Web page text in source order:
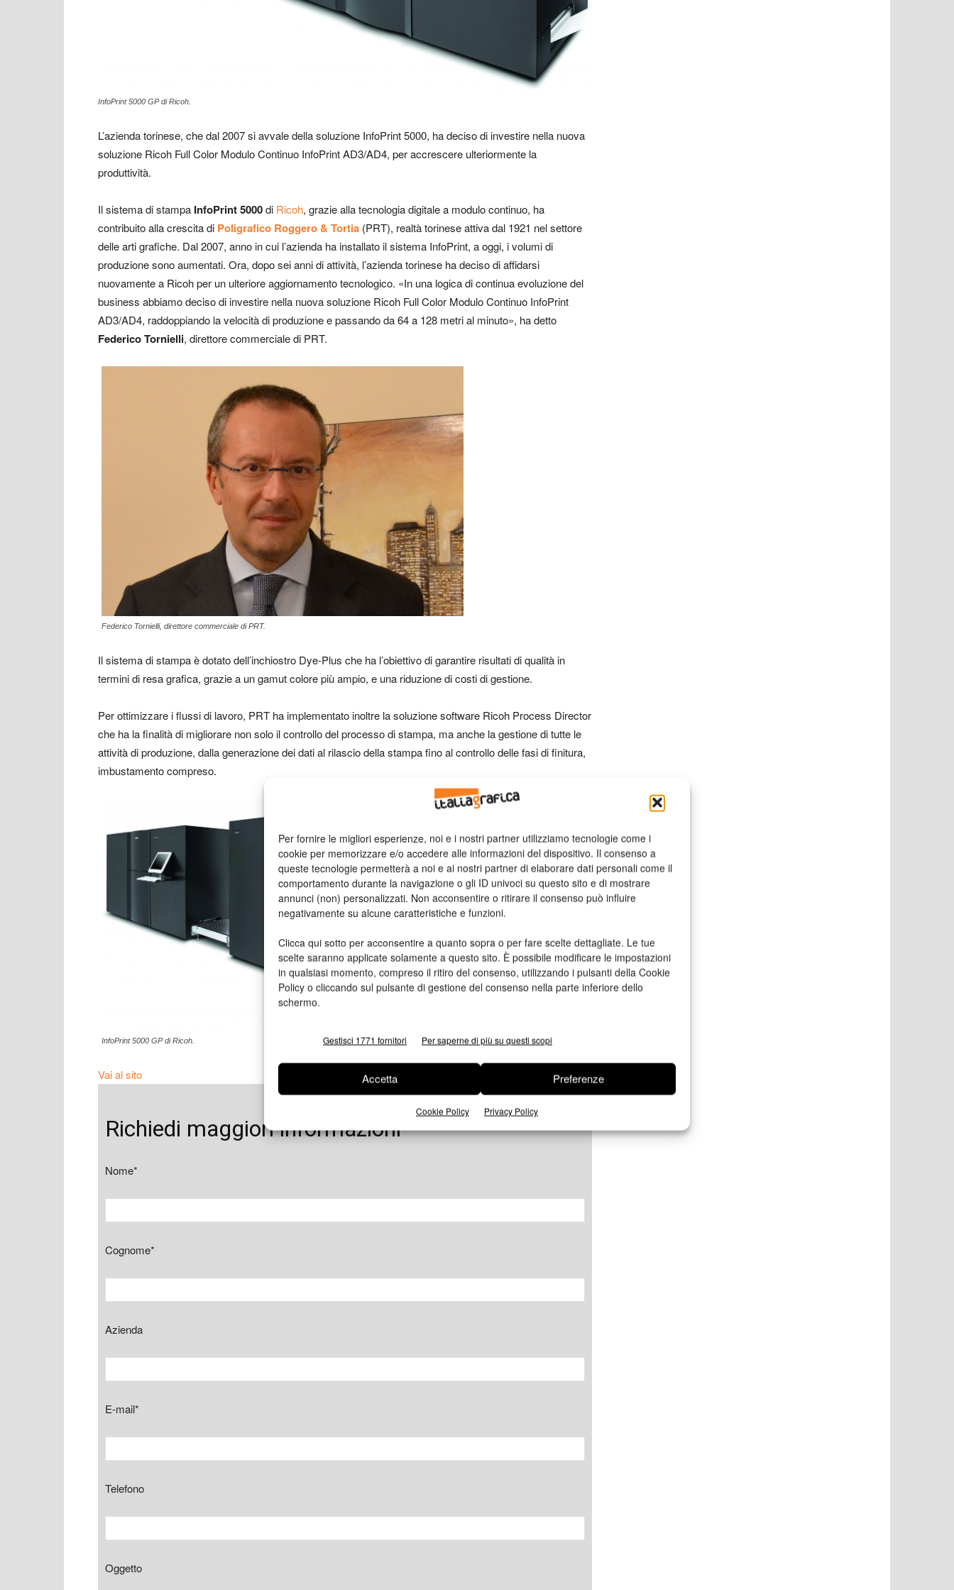
Per fornire le migliori esperienze, noi e i nostri partner utilizziamo tecnologie come i
cookie per memorizzare e/o accedere alle informazioni del dispositivo. Il consenso a
queste tecnologie permetterà a noi e ai nostri partner di elaborare dati personali come il
comportamento durante la navigazione o gli ID univoci su questo sito e di mostrare
annunci (non) personalizzati. Non acconsentire o ritirare il consenso può influire
negativamente su alcune caratteristiche e funzioni.
Clicca qui sotto per acconsentire a quanto sopra o per fare scelte dettagliate. Le tue
scelte saranno applicate solamente a questo sito. È possibile modificare le impostazioni
in qualsiasi momento, compreso il ritiro del consenso, utilizzando i pulsanti della Cookie
Policy o cliccando sul pulsante di gestione del consenso nella parte inferiore dello
schermo.
Gestisci 1771 fornitori Per saperne di più su questi scopi
Accetta Preferenze
Cookie Policy Privacy Policy
InfoPrint 5000 GP di Ricoh.
L’azienda torinese, che dal 2007 si avvale della soluzione InfoPrint 5000, ha deciso di investire nella nuova
soluzione Ricoh Full Color Modulo Continuo InfoPrint AD3/AD4, per accrescere ulteriormente la
produttività.
Il sistema di stampa InfoPrint 5000di Ricoh, grazie alla tecnologia digitale a modulo continuo, ha
contribuito alla crescita di Poligrafico Roggero & Tortia (PRT), realtà torinese attiva dal 1921 nel settore
delle arti grafiche. Dal 2007, anno in cui l’azienda ha installato il sistema InfoPrint, a oggi, i volumi di
produzione sono aumentati. Ora, dopo sei anni di attività, l’azienda torinese ha deciso di affidarsi
nuovamente a Ricoh per un ulteriore aggiornamento tecnologico. «In una logica di continua evoluzione del
business abbiamo deciso di investire nella nuova soluzione Ricoh Full Color Modulo Continuo InfoPrint
AD3/AD4, raddoppiando la velocità di produzione e passando da 64 a 128 metri al minuto», ha detto
Federico Tornielli, direttore commerciale di PRT.
Federico Tornielli, direttore commerciale di PRT.
Il sistema di stampa è dotato dell’inchiostro Dye-Plus che ha l’obiettivo di garantire risultati di qualità in
termini di resa grafica, grazie a un gamut colore più ampio, e una riduzione di costi di gestione.
Per ottimizzare i flussi di lavoro, PRT ha implementato inoltre la soluzione software Ricoh Process Director
che ha la finalità di migliorare non solo il controllo del processo di stampa, ma anche la gestione di tutte le
attività di produzione, dalla generazione dei dati al rilascio della stampa fino al controllo delle fasi di finitura,
imbustamento compreso.
InfoPrint 5000 GP di Ricoh.
Vai al sito
Richiedi maggiori informazioni
Nome*
Cognome*
Azienda
E-mail*
Telefono
Oggetto